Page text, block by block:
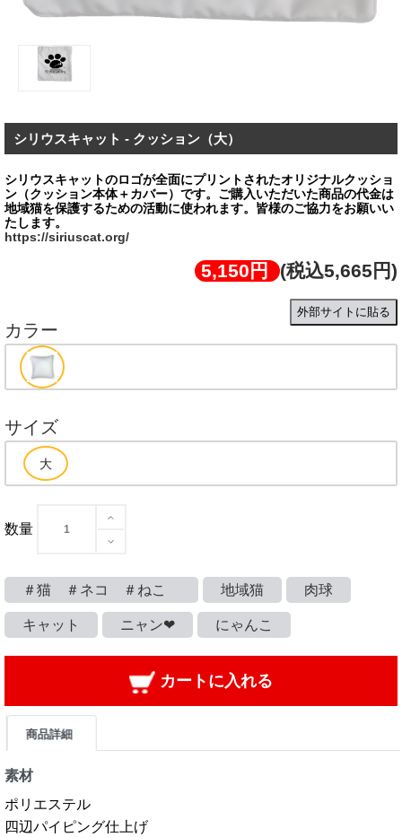
シリウスキャット - クッション（大）
シリウスキャットのロゴが全面にプリントされたオリジナルクッショ
ン（クッション本体＋カバー）です。ご購⼊いただいた商品の代金は
地域猫を保護するための活動に使われます。皆様のご協⼒をお願いい
https://siriuscat.org/
5,150円 (税込5,665円)
外部サイトに貼る
カラー
サイズ
数量
＃猫 ＃ネコ ＃ねこ 地域猫 肉球
キャット ニャン❤ にゃんこ
カートに入れる
商品詳細
素材
ポリエステル
四辺パイピング仕上げ